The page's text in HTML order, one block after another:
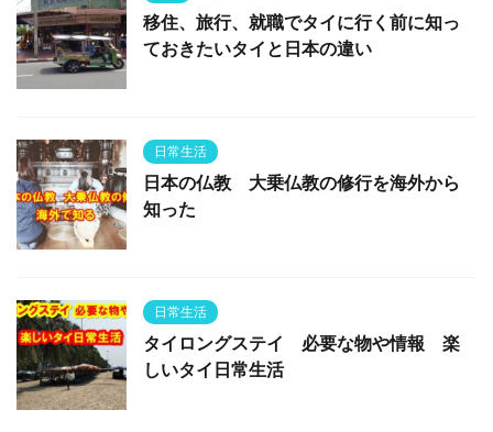
移住、旅行、就職でタイに行く前に知っ
ておきたいタイと日本の違い
日常生活
日本の仏教 大乗仏教の修行を海外から
知った
日常生活
タイロングステイ 必要な物や情報 楽
しいタイ日常生活